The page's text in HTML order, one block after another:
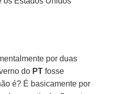
por duas
do PT fosse
é? É basicamente por